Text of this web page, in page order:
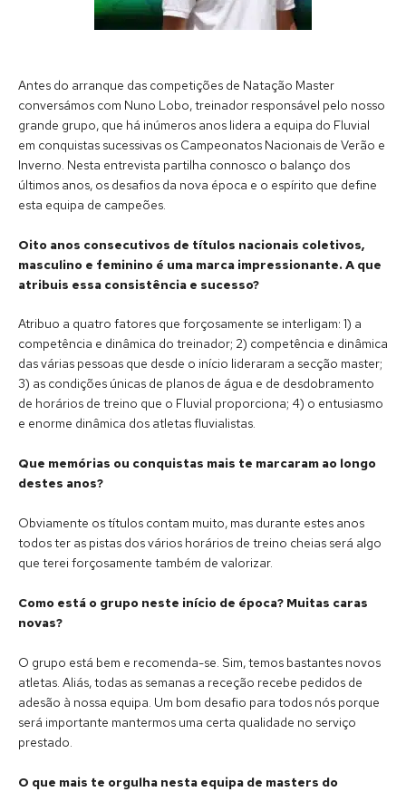
Antes do arranque das competições de Natação Master
conversámos com Nuno Lobo, treinador responsável pelo nosso
grande grupo, que há inúmeros anos lidera a equipa do Fluvial
em conquistas sucessivas os Campeonatos Nacionais de Verão e
Inverno. Nesta entrevista partilha connosco o balanço dos
últimos anos, os desafios da nova época e o espírito que define
esta equipa de campeões.
Oito anos consecutivos de títulos nacionais coletivos,
masculino e feminino é uma marca impressionante. A que
atribuis essa consistência e sucesso?
Atribuo a quatro fatores que forçosamente se interligam: 1) a
competência e dinâmica do treinador; 2) competência e dinâmica
das várias pessoas que desde o início lideraram a secção master;
3) as condições únicas de planos de água e de desdobramento
de horários de treino que o Fluvial proporciona; 4) o entusiasmo
e enorme dinâmica dos atletas fluvialistas.
Que memórias ou conquistas mais te marcaram ao longo
destes anos?
Obviamente os títulos contam muito, mas durante estes anos
todos ter as pistas dos vários horários de treino cheias será algo
que terei forçosamente também de valorizar.
Como está o grupo neste início de época? Muitas caras
novas?
O grupo está bem e recomenda-se. Sim, temos bastantes novos
atletas. Aliás, todas as semanas a receção recebe pedidos de
adesão à nossa equipa. Um bom desafio para todos nós porque
será importante mantermos uma certa qualidade no serviço
prestado.
O que mais te orgulha nesta equipa de masters do